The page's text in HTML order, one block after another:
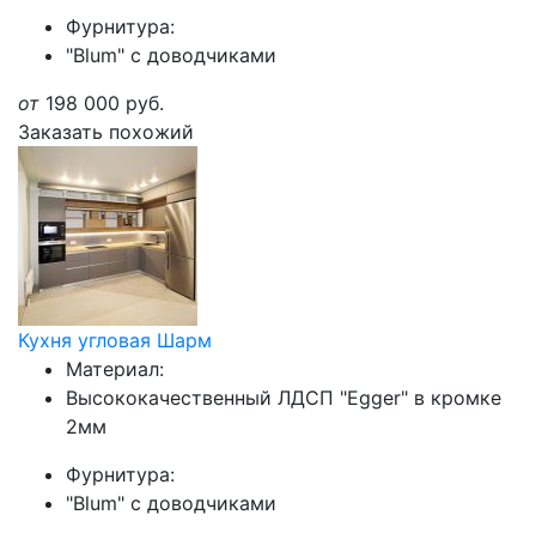
Фурнитура:
"Blum" с доводчиками
от 198 000 руб.
Заказать похожий
Кухня угловая Шарм
Материал:
Высококачественный ЛДСП "Egger" в кромке
2мм
Фурнитура:
"Blum" с доводчиками